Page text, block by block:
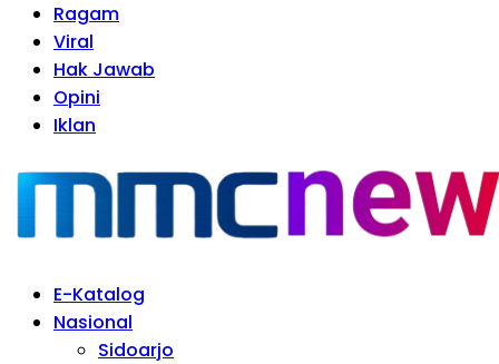
Ragam
Viral
Hak Jawab
Opini
Iklan
E-Katalog
Nasional
Sidoarjo